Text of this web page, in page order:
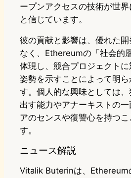
ープンアクセスの技術が世
と信じています。
彼の貢献と影響は、優れた
なく、Ethereumの「社会的
体現し、競合プロジェクト
姿勢を示すことによって明ら
す。個人的な興味としては、
出す能力やアナーキストの
アのセンスや復讐心を持つこ
す。
ニュース解説
Vitalik Buterinは、Ethereum